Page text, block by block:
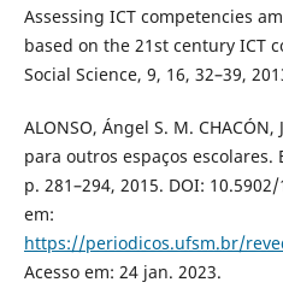
Assessing ICT competencies
based on the 21st century ICT
Social Science, 9, 16, 32–39,
ALONSO, Ángel S. M.
para outros espaços escolares.
p. 281–294, 2015. DOI:
em:
https://periodicos.ufsm.br/
Acesso em: 24 jan. 2023.